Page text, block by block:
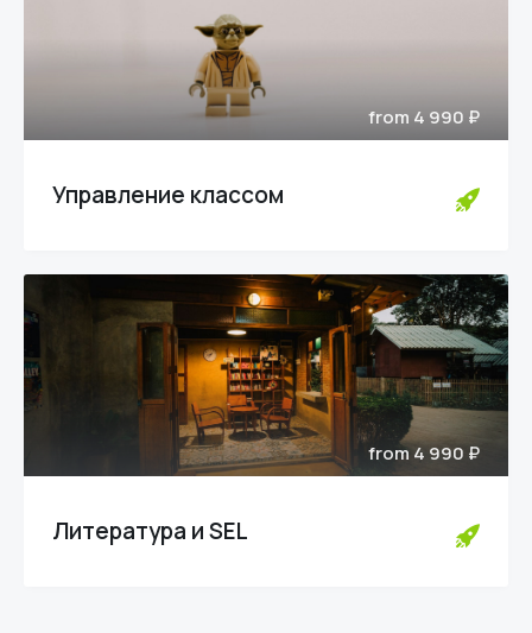
from 4 990 ₽
Управление классом
from 4 990 ₽
Литература и SEL